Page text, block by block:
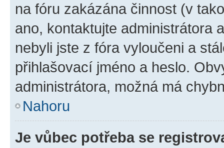
na fóru zakázána činnost (v
ano, kontaktujte administrátora
nebyli jste z fóra vyloučeni a
přihlašovací jméno a heslo.
administrátora, možná má
Nahoru
Je vůbec potřeba se